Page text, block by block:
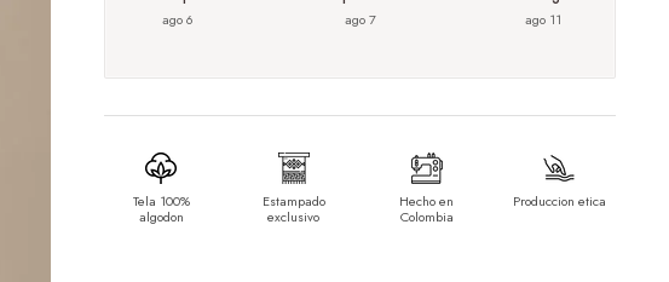
ago 6 ago 7 ago 11
Tela 100%
algodon
Estampado
exclusivo
Hecho en
Colombia
Produccion etica